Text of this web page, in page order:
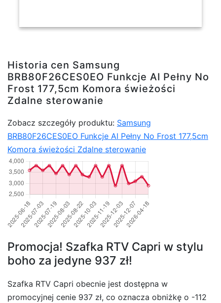
Historia cen Samsung
BRB80F26CES0EO Funkcje AI Pełny No
Frost 177,5cm Komora świeżości
Zdalne sterowanie
Zobacz szczegóły produktu: Samsung
BRB80F26CES0EO Funkcje AI Pełny No Frost 177,5cm
Komora świeżości Zdalne sterowanie
Promocja! Szafka RTV Capri w stylu
boho za jedyne 937 zł!
Szafka RTV Capri obecnie jest dostępna w
promocyjnej cenie 937 zł, co oznacza obniżkę o -112